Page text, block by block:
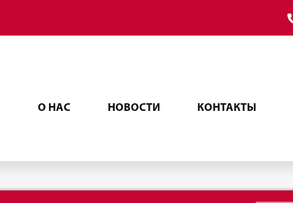
О НАС НОВОСТИ КОНТАКТЫ